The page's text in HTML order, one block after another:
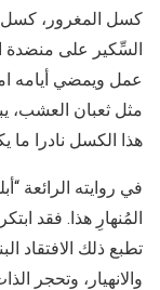
كسل المغرور،
السِّكير على منضدة
عمل ويمضي أيامه
مثل ثعبان
هذا الكسل نادرا ما
في روايته الرائعة
المُنهارِ هذا. فقد
تطبع ذلك الافتقاد
والانهيار، وتحجر